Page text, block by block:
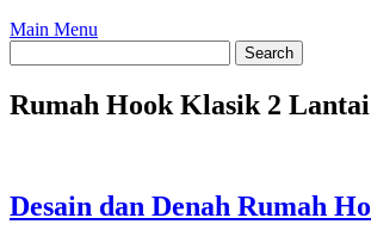
Main Menu
Rumah Hook Klasik 2 Lantai
Desain dan Denah Rumah